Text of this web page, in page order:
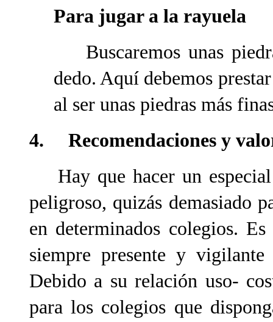
Para jugar a la rayuela
Buscaremos unas
dedo. Aquí debemos
al ser unas piedras más
4. Recomendaciones y
Hay que hacer un
peligroso, quizás demasiado
en determinados colegios.
siempre presente y
Debido a su relación uso-
para los colegios que